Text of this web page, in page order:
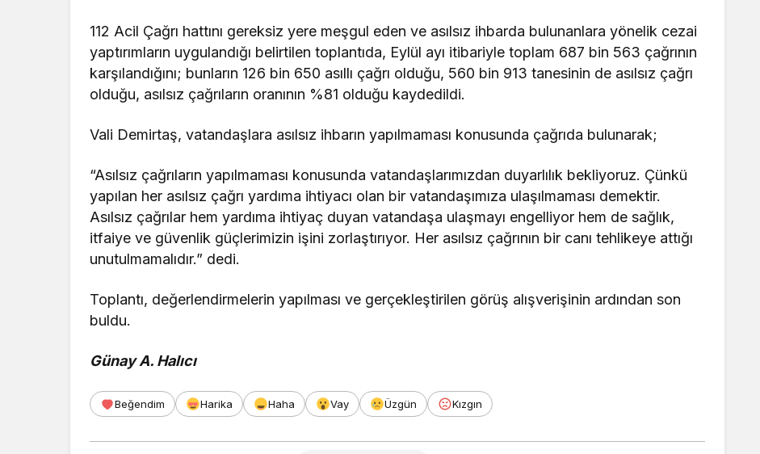
112 Acil Çağrı hattını gereksiz yere meşgul eden ve asılsız ihbarda bulunanlara yönelik cezai
yaptırımların uygulandığı belirtilen toplantıda, Eylül ayı itibariyle toplam 687 bin 563 çağrının
karşılandığını; bunların 126 bin 650 asıllı çağrı olduğu, 560 bin 913 tanesinin de asılsız çağrı
olduğu, asılsız çağrıların oranının %81 olduğu kaydedildi.
Vali Demirtaş, vatandaşlara asılsız ihbarın yapılmaması konusunda çağrıda bulunarak;
“Asılsız çağrıların yapılmaması konusunda vatandaşlarımızdan duyarlılık bekliyoruz. Çünkü
yapılan her asılsız çağrı yardıma ihtiyacı olan bir vatandaşımıza ulaşılmaması demektir.
Asılsız çağrılar hem yardıma ihtiyaç duyan vatandaşa ulaşmayı engelliyor hem de sağlık,
itfaiye ve güvenlik güçlerimizin işini zorlaştırıyor. Her asılsız çağrının bir canı tehlikeye attığı
unutulmamalıdır.” dedi.
Toplantı, değerlendirmelerin yapılması ve gerçekleştirilen görüş alışverişinin ardından son
buldu.
Günay A. Halıcı
Beğendim Harika Haha Vay Üzgün Kızgın